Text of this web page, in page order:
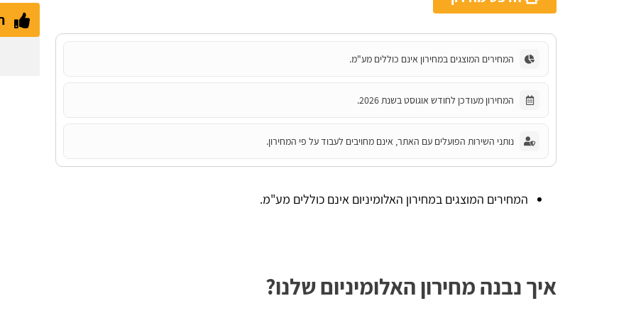
המחירים המוצגים במחירון אינם כוללים מע"מ.
המחירון מעודכן לחודש אוגוסט בשנת 2026.
נותני השירות הפועלים עם האתר, אינם מחויבים לעבוד על פי המחירון.
המחירים המוצגים במחירון האלומיניום אינם כוללים מע"מ.
איך נבנה מחירון האלומיניום שלנו?